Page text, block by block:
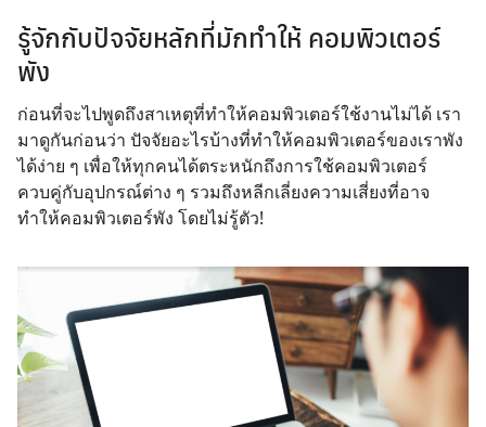
รู้จักกับปัจจัยหลักที่มักทำให้ คอมพิวเตอร์
พัง
ก่อนที่จะไปพูดถึงสาเหตุที่ทำให้คอมพิวเตอร์ใช้งานไม่ได้ เรา
มาดูกันก่อนว่า ปัจจัยอะไรบ้างที่ทำให้คอมพิวเตอร์ของเราพัง
ได้ง่าย ๆ เพื่อให้ทุกคนได้ตระหนักถึงการใช้คอมพิวเตอร์
ควบคู่กับอุปกรณ์ต่าง ๆ รวมถึงหลีกเลี่ยงความเสี่ยงที่อาจ
ทำให้คอมพิวเตอร์พัง โดยไม่รู้ตัว!